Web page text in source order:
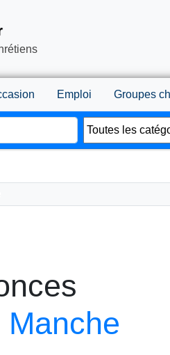
Emploi Groupes